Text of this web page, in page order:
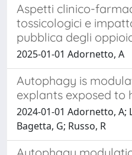
Aspetti clinico-
tossicologici e
pubblica degli
2025-01-01 Adornetto, A
Autophagy is
explants exposed to
2024-01-01 Adornetto, A;
Bagetta, G; Russo, R